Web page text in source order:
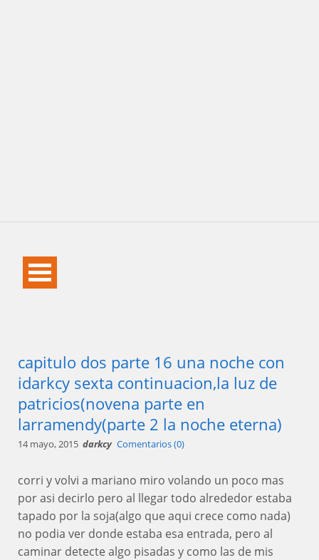
capitulo dos parte 16 una noche con
idarkcy sexta continuacion,la luz de
patricios(novena parte en
larramendy(parte 2 la noche eterna)
14 mayo, 2015 darkcy Comentarios (0)
corri y volvi a mariano miro volando un poco mas
por asi decirlo pero al llegar todo alrededor estaba
tapado por la soja(algo que aqui crece como nada)
no podia ver donde estaba esa entrada, pero al
caminar detecte algo pisadas y como las de mis